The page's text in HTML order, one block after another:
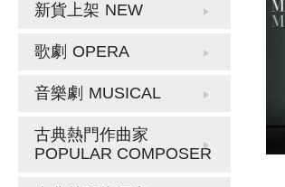
新貨上架 NEW
歌劇 OPERA
音樂劇 MUSICAL
古典熱門作曲家
POPULAR COMPOSER